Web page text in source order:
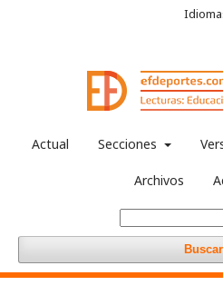
Actual Secciones
Archivos
Buscar